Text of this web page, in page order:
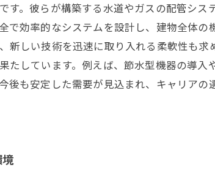
す。彼らが構築する水道やガスの配管シ
で効率的なシステムを設計し、建物全体
新しい技術を迅速に取り入れる柔軟性も
たしています。例えば、節水型機器の導
後も安定した需要が見込まれ、キャリア